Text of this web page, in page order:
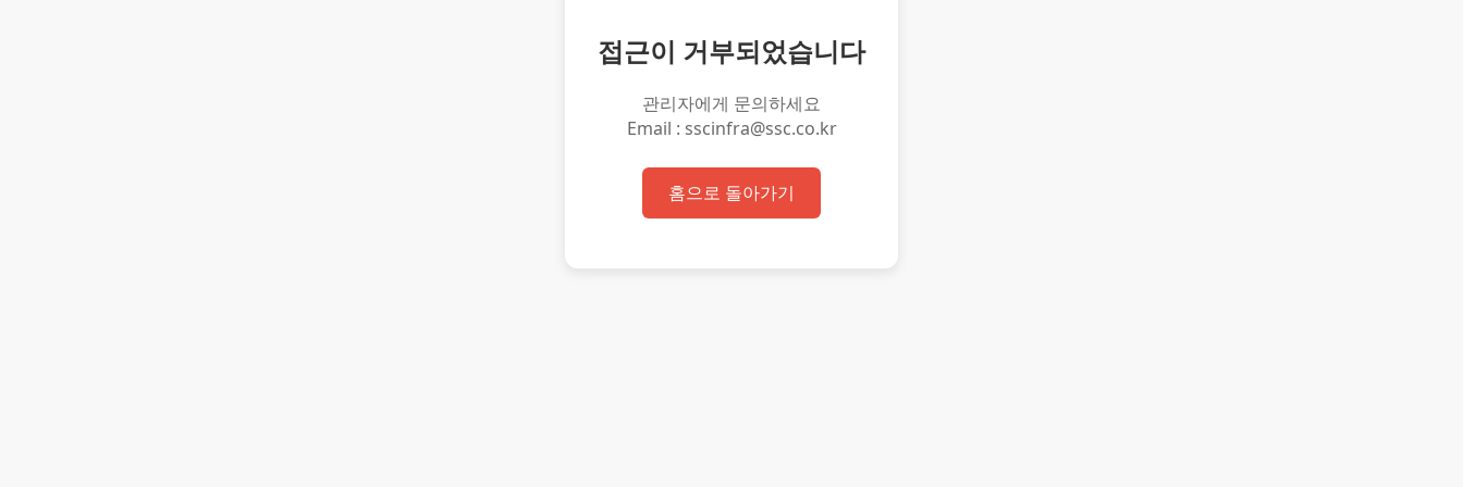
접근이 거부되었습니다
관리자에게 문의하세요
Email : sscinfra@ssc.co.kr
홈으로 돌아가기